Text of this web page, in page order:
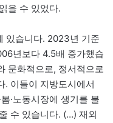
을 수 있었다.
있습니다. 2023년 기준
년보다 4.5배 증가했습
문화적으로, 정서적으로
. 이들이 지방도시에서
·노동시장에 생기를 불
수 있습니다. (…) 재외